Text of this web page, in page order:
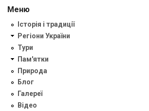
Меню
Історія і традиції
Регіони України
Тури
Пам'ятки
Природа
Блог
Галереї
Відео